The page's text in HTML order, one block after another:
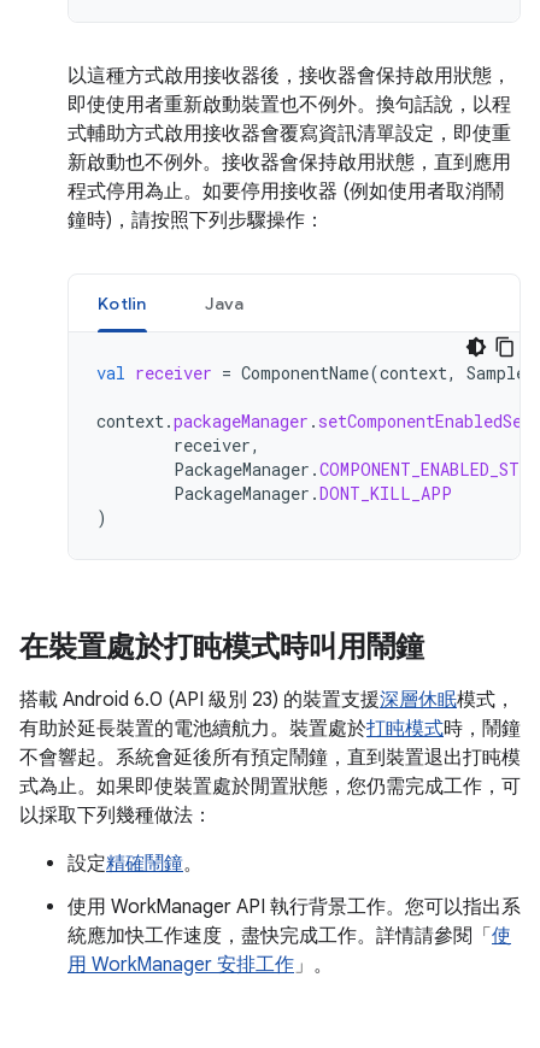
以這種方式啟用接收器後，接收器會保持啟用狀態，
即使使用者重新啟動裝置也不例外。換句話說，以程
式輔助方式啟用接收器會覆寫資訊清單設定，即使重
新啟動也不例外。接收器會保持啟用狀態，直到應用
程式停用為止。如要停用接收器 (例如使用者取消鬧
鐘時)，請按照下列步驟操作：
Kotlin Java
val receiver = ComponentName(context,
context.packageManager .
receiver,
PackageManager .
PackageManager .DONT_KILL_APP
)
在裝置處於打盹模式時叫用鬧鐘
搭載 Android 6.0 (API 級別 23) 的裝置支援深層休眠模式，
有助於延長裝置的電池續航力。裝置處於打盹模式時，鬧鐘
不會響起。系統會延後所有預定鬧鐘，直到裝置退出打盹模
式為止。如果即使裝置處於閒置狀態，您仍需完成工作，可
以採取下列幾種做法：
設定精確鬧鐘。
使用 WorkManager API 執行背景工作。您可以指出系
統應加快工作速度，盡快完成工作。詳情請參閱「 使
用 WorkManager 安排工作」。